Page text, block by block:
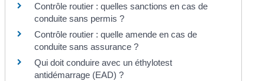
Contrôle routier : quelles sanctions en cas de
conduite sans permis ?
Contrôle routier : quelle amende en cas de
conduite sans assurance ?
Qui doit conduire avec un éthylotest
antidémarrage (EAD) ?